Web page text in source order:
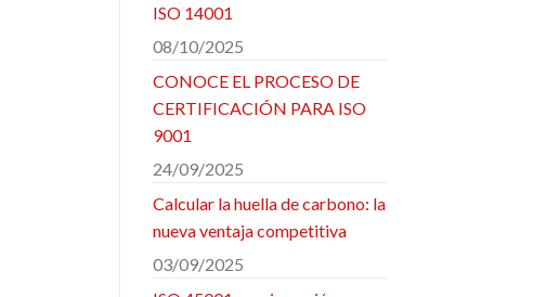
ISO 14001
08/10/2025
CONOCE EL PROCESO DE
CERTIFICACIÓN PARA ISO
9001
24/09/2025
Calcular la huella de carbono: la
nueva ventaja competitiva
03/09/2025